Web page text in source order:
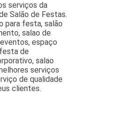
serviços da
Salão de Festas.
para festa, salão
salao de
espaço
de
salao
serviços
de qualidade
clientes.